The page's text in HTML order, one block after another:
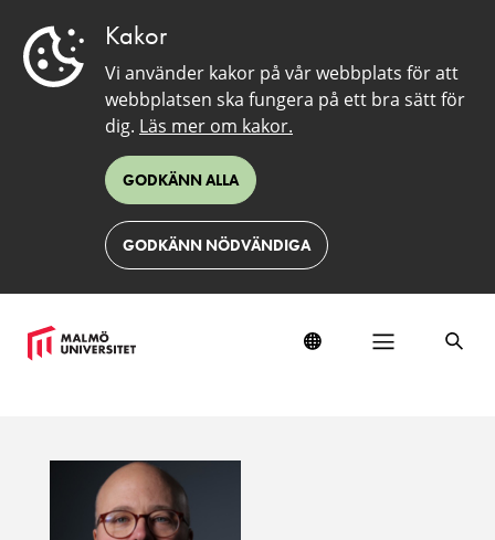
Kakor
Vi använder kakor på vår webbplats för att
webbplatsen ska fungera på ett bra sätt för
dig. Läs mer om kakor.
GODKÄNN ALLA
GODKÄNN NÖDVÄNDIGA